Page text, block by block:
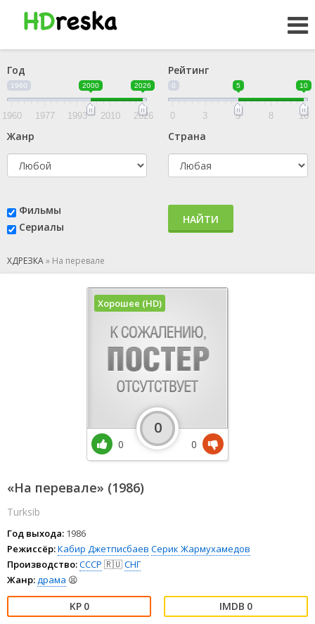
Год
1960 2000 2026
1960 1977 1993 2010 2026
Рейтинг
0 5 10
0 3 5 8 10
Жанр Страна
Фильмы
Сериалы
НАЙТИ
ХДРЕЗКА» На перевале
«На перевале» (1986)
Turksib
Год выхода: 1986
Режиссёр:Кабир Джетписбаев Серик Жармухамедов
Производство:СССР 🇷🇺СНГ
Жанр:драма 😫
0 0
Хорошее (HD)
0
0
0